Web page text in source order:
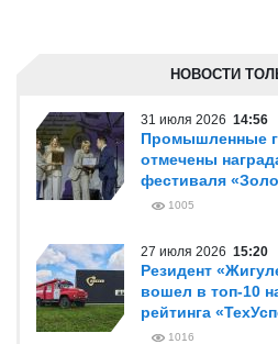
НОВОСТИ
31 июля 2026 14:56
Промышленные
отмечены
фестиваля
1005
27 июля 2026 15:20
Резидент
вошел в топ-10
рейтинга
1016